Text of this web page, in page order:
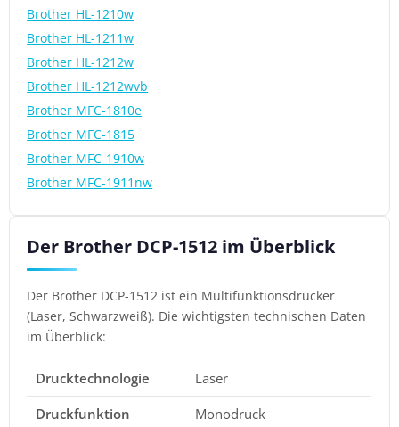
Brother HL-1210w
Brother HL-1211w
Brother HL-1212w
Brother HL-1212wvb
Brother MFC-1810e
Brother MFC-1815
Brother MFC-1910w
Brother MFC-1911nw
Der Brother DCP-1512 im Überblick
Der Brother DCP-1512 ist ein Multifunktionsdrucker
(Laser, Schwarzweiß). Die wichtigsten technischen Daten
im Überblick:
Drucktechnologie
Laser
Druckfunktion
Monodruck